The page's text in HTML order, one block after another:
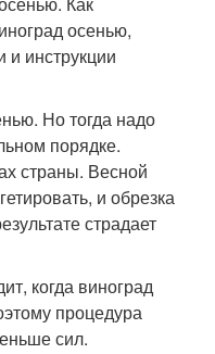
Но тогда надо
порядке.
страны. Весной
и обрезка
страдает
когда виноград
процедура
сил.